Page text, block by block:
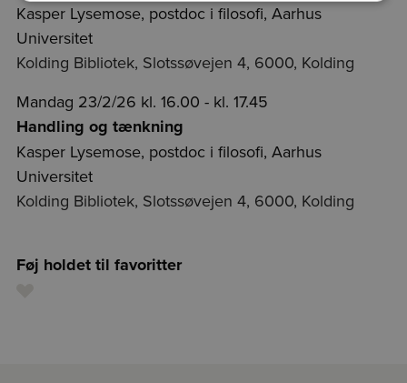
Kasper Lysemose, postdoc i filosofi, Aarhus
Universitet
Kolding Bibliotek, Slotssøvejen 4, 6000, Kolding
Mandag 23/2/26 kl. 16.00 - kl. 17.45
Handling og tænkning
Kasper Lysemose, postdoc i filosofi, Aarhus
Universitet
Kolding Bibliotek, Slotssøvejen 4, 6000, Kolding
Føj holdet til favoritter